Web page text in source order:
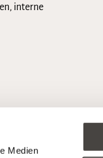
Medien
interne